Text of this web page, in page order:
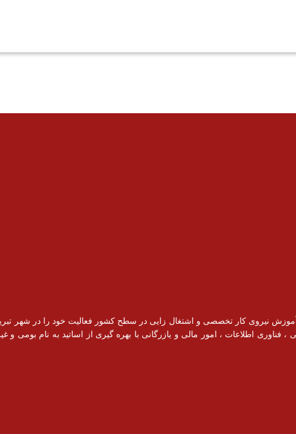
با مجوز رسمی از سازمان فنی و حرفه ای فعالیت خود را از سال 1394با هدف آموزش نیروی کار تخصصی و اشتغال زایی در سطح کشور فعالیت خود را
اطلاعات ، امور مالی و یازرگانی با بهره گیری از اساتید به نام بومی و